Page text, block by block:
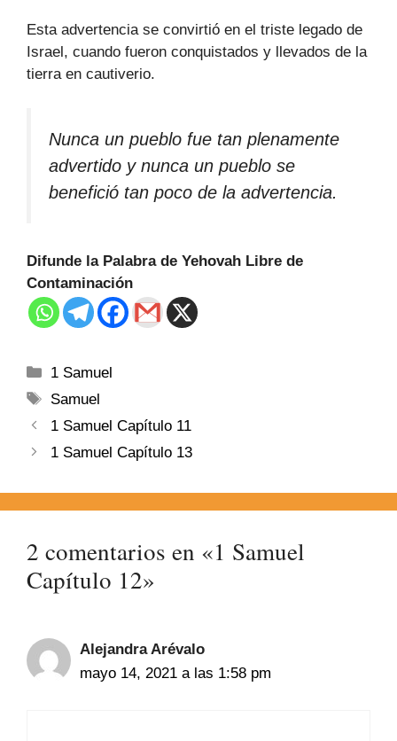
Esta advertencia se convirtió en el triste legado de
Israel, cuando fueron conquistados y llevados de la
tierra en cautiverio.
Nunca un pueblo fue tan plenamente
advertido y nunca un pueblo se
benefició tan poco de la advertencia.
Difunde la Palabra de Yehovah Libre de
Contaminación
1 Samuel
Samuel
1 Samuel Capítulo 11
1 Samuel Capítulo 13
2 comentarios en «1 Samuel
Capítulo 12»
Alejandra Arévalo
mayo 14, 2021 a las 1:58 pm